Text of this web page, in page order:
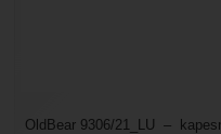
OldBear 9306/21_LU –